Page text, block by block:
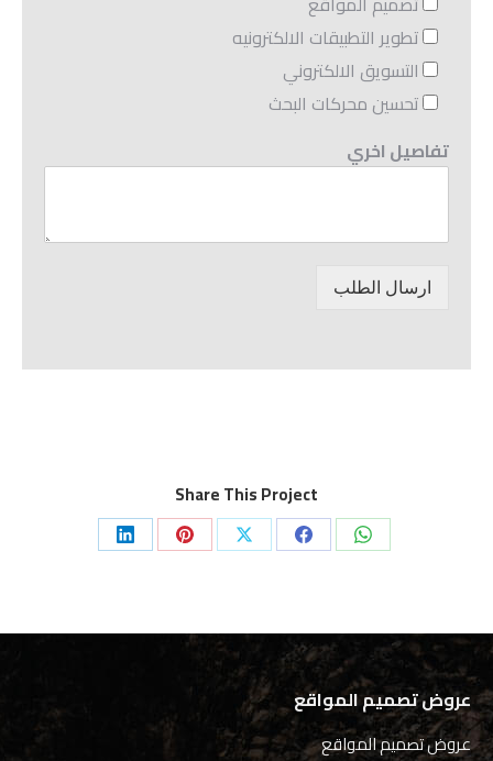
تطوير التطبيقات الالكترونيه
التسويق الالكتروني
تحسين محركات البحث
تفاصيل اخري
ارسال الطلب
Share This Project
Share
Share
Share
Share
Share
عروض تصميم المواقع
عروض تصميم المواقع